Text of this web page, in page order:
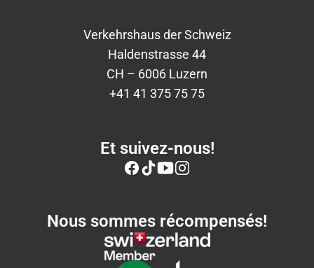
Verkehrshaus der Schweiz
Haldenstrasse 44
CH – 6006 Luzern
+41 41 375 75 75
Et suivez-nous!
Nous sommes récompensés!